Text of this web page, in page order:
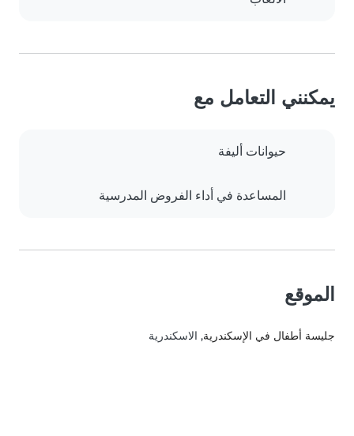
يمكنني التعامل مع
حيوانات أليفة
المساعدة في أداء الفروض المدرسية
الموقع
جليسة أطفال في الإسكندرية, الاسكندرية